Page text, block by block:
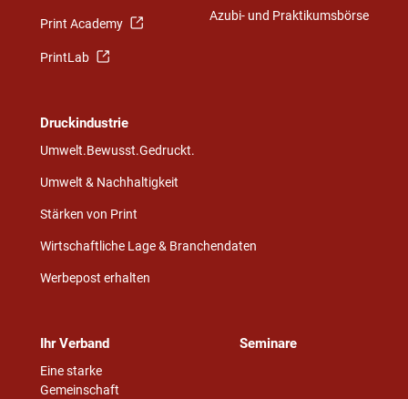
Print Academy
PrintLab
Azubi- und Praktikumsbörse
Druckindustrie
Umwelt.Bewusst.Gedruckt.
Umwelt & Nachhaltigkeit
Stärken von Print
Wirtschaftliche Lage & Branchendaten
Werbepost erhalten
Ihr Verband
Eine starke
Gemeinschaft
Seminare